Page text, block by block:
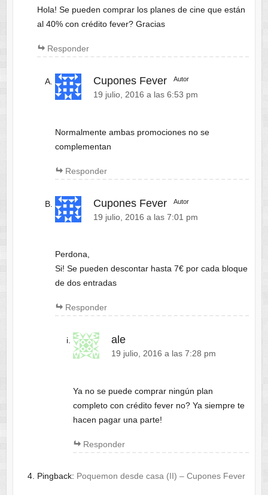
Hola! Se pueden comprar los planes de cine que están
al 40% con crédito fever? Gracias
Responder
Cupones Fever Autor
19 julio, 2016 a las 6:53 pm
Normalmente ambas promociones no se
complementan
Responder
Cupones Fever Autor
19 julio, 2016 a las 7:01 pm
Perdona,
Si! Se pueden descontar hasta 7€ por cada bloque
de dos entradas
Responder
ale
19 julio, 2016 a las 7:28 pm
Ya no se puede comprar ningún plan
completo con crédito fever no? Ya siempre te
hacen pagar una parte!
Responder
Pingback: Poquemon desde casa (II) – Cupones Fever